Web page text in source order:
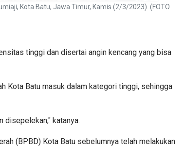
Kota Batu, Jawa Timur, Kamis (2/3/2023). (FOTO
tinggi dan disertai angin kencang yang bisa
Kota Batu masuk dalam kategori tinggi, sehingga
disepelekan," katanya.
(BPBD) Kota Batu sebelumnya telah melakukan